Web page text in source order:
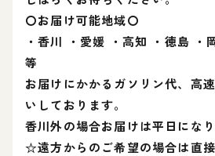
〇お届け可能地域〇
・香川 ・愛媛 ・高知 ・徳島 ・
等
お届けにかかるガソリン代、高
いしております。
香川外の場合お届けは平日になり
☆遠方からのご希望の場合は直